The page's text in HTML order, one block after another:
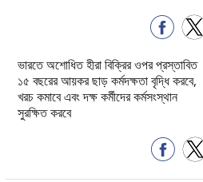
ভারতে অশোধিত হীরা বিক্রির ওপর প্রস্তাবিত
১৫ বছরের আয়কর ছাড় কর্মদক্ষতা বৃদ্ধি করবে,
খরচ কমাবে এবং দক্ষ কর্মীদের কর্মসংস্থান
সুরক্ষিত করবে